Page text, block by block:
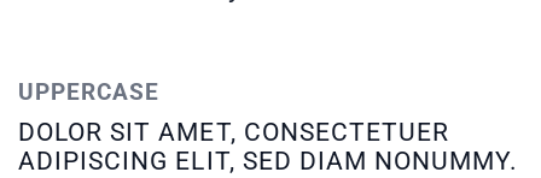
UPPERCASE
DOLOR SIT AMET, CONSECTETUER
ADIPISCING ELIT, SED DIAM NONUMMY.